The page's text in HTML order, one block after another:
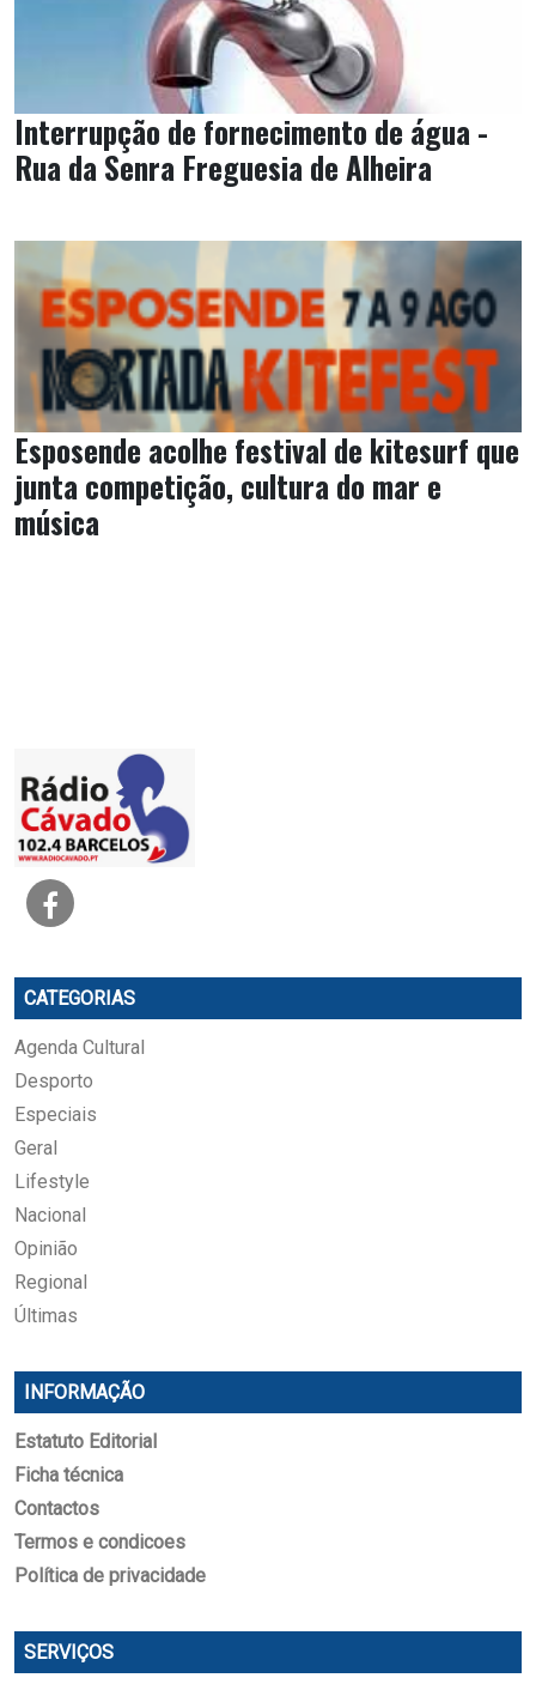
Interrupção de fornecimento de água -
Rua da Senra Freguesia de Alheira
Esposende acolhe festival de kitesurf que
junta competição, cultura do mar e
música
CATEGORIAS
Agenda Cultural
Desporto
Especiais
Geral
Lifestyle
Nacional
Opinião
Regional
Últimas
INFORMAÇÃO
Estatuto Editorial
Ficha técnica
Contactos
Termos e condicoes
Política de privacidade
SERVIÇOS